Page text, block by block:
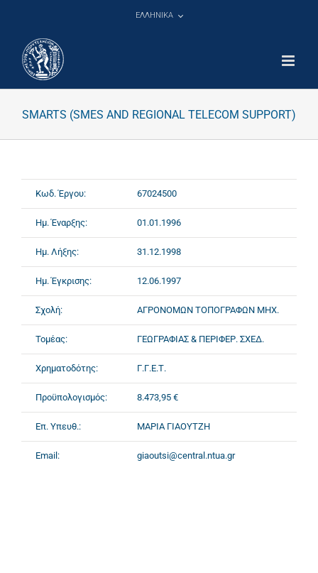
ΕΛΛΗΝΙΚΑ
SMARTS (SMES AND REGIONAL TELECOM SUPPORT)
Κωδ. Έργου: 67024500
Ημ. Έναρξης: 01.01.1996
Ημ. Λήξης: 31.12.1998
Ημ. Έγκρισης: 12.06.1997
Σχολή: ΑΓΡΟΝΟΜΩΝ ΤΟΠΟΓΡΑΦΩΝ ΜΗΧ.
Τομέας: ΓΕΩΓΡΑΦΙΑΣ & ΠΕΡΙΦΕΡ. ΣΧΕΔ.
Χρηματοδότης: Γ.Γ.Ε.Τ.
Προϋπολογισμός: 8.473,95 €
Επ. Υπευθ.: ΜΑΡΙΑ ΓΙΑΟΥΤΖΗ
Email: giaoutsi@central.ntua.gr